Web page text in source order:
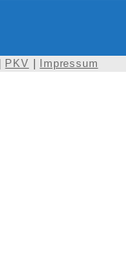
PKV Impressum